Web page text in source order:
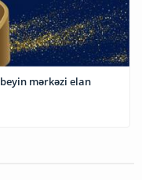
mərkəzi elan